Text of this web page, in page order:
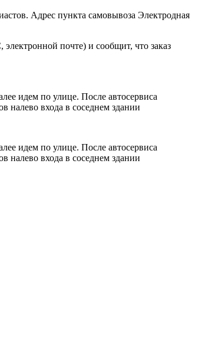
Адрес пункта самовывоза Электродная
почте) и сообщит, что заказ
идем по улице. После автосервиса
налево входа в соседнем здании
идем по улице. После автосервиса
налево входа в соседнем здании